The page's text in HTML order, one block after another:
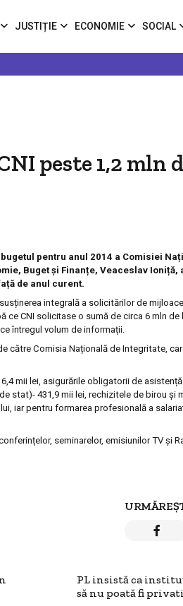
JUSTIȚIE ECONOMIE SOCIAL
peste 1,2 mln
pentru anul 2014 a Comisiei
Buget și Finanțe, Veaceslav
de anul curent.
integrală a solicitărilor de
ce CNI solicitase o sumă de circa 6 mln de
întregul volum de informații.
către Comisia Națională de Integritate,
mii lei, asigurările obligatorii de
stat)- 431,9 mii lei, rechizitele de birou și
iar pentru formarea profesională a
seminarelor, emisiunilor TV și
PL insistă ca
să nu poată fi